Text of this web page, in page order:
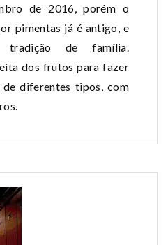
de 2016, porém o
pimentas já é antigo, e
de família.
dos frutos para fazer
de diferentes tipos, com